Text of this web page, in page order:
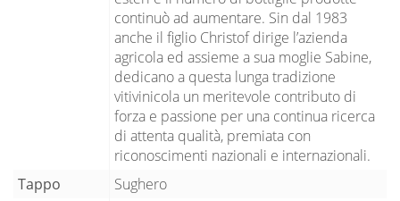
continuò ad aumentare. Sin dal 1983
anche il figlio Christof dirige l’azienda
agricola ed assieme a sua moglie Sabine,
dedicano a questa lunga tradizione
vitivinicola un meritevole contributo di
forza e passione per una continua ricerca
di attenta qualità, premiata con
riconoscimenti nazionali e internazionali.
Tappo
Sughero